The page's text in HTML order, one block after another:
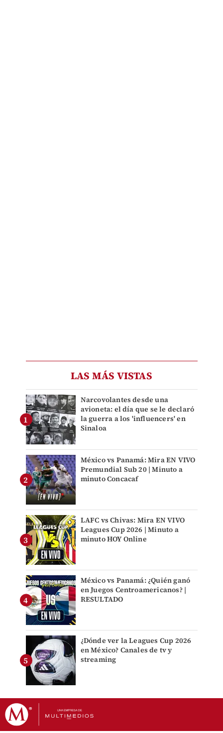
LAS MÁS VISTAS
Narcovolantes desde una
avioneta: el día que se le declaró
la guerra a los 'influencers' en
Sinaloa
México vs Panamá: Mira EN VIVO
Premundial Sub 20 | Minuto a
minuto Concacaf
LAFC vs Chivas: Mira EN VIVO
Leagues Cup 2026 | Minuto a
minuto HOY Online
México vs Panamá: ¿Quién ganó
en Juegos Centroamericanos? |
RESULTADO
¿Dónde ver la Leagues Cup 2026
en México? Canales de tv y
streaming